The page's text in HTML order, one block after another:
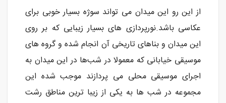
از این رو این میدان می تواند سوژه بسیار خوبی برای
عکاسی باشد.نورپردازی های بسیار زیبایی که بر روی
این میدان و بناهای تاریخی آن انجام شده و گروه های
موسیقی خیابانی که معمولا در شب‌ها در این میدان به
اجرای موسیقی محلی می پردازند موجب شده این
مجموعه در شب ها به یکی از زیبا ترین مناطق رشت